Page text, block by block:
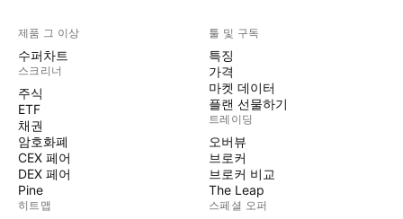
제품 그 이상
수퍼차트
스크리너
주식
ETF
채권
암호화폐
CEX 페어
DEX 페어
Pine
히트맵
툴 및 구독
특징
가격
마켓 데이터
플랜 선물하기
트레이딩
오버뷰
브로커
브로커 비교
The Leap
스페셜 오퍼